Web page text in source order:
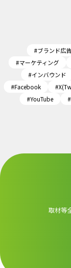
#ブランド広
#マーケティング
#インバウンド
#Facebook
#YouTube
取材等